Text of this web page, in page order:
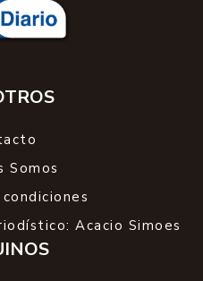
Somos
Acacio Simoes